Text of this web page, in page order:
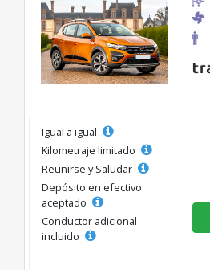
Igual a igual
Kilometraje limitado
Reunirse y Saludar
Depósito en efectivo
aceptado
Conductor adicional
incluido